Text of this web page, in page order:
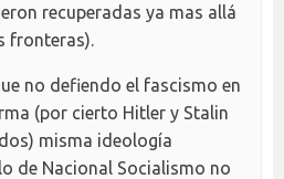
recuperadas ya mas allá
fronteras).
no defiendo el fascismo en
(por cierto Hitler y Stalin
misma ideología
de Nacional Socialismo no